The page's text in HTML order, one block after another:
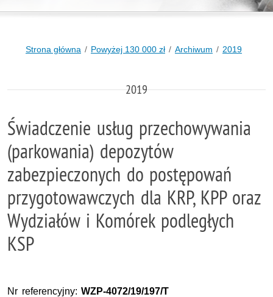
Strona główna Powyżej 130 000 zł Archiwum 2019
2019
Świadczenie usług przechowywania
(parkowania) depozytów
zabezpieczonych do postępowań
przygotowawczych dla KRP, KPP oraz
Wydziałów i Komórek podległych
KSP
Nr referencyjny:WZP-4072/19/197/T